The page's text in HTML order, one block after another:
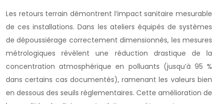
Les retours terrain démontrent l’impact sanitaire mesurable
de ces installations. Dans les ateliers équipés de systèmes
de dépoussiérage correctement dimensionnés, les mesures
métrologiques révèlent une réduction drastique de la
concentration atmosphérique en polluants (jusqu’à 95 %
dans certains cas documentés), ramenant les valeurs bien
en dessous des seuils réglementaires. Cette amélioration de